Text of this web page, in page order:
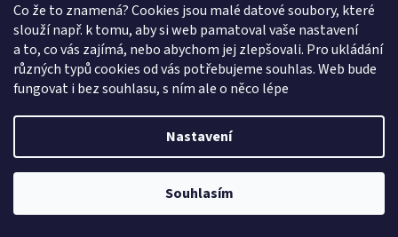
Co že to znamená? Cookies jsou malé datové soubory, které
slouží např. k tomu, aby si web pamatoval vaše nastavení
a to, co vás zajímá, nebo abychom jej zlepšovali. Pro ukládání
různých typů cookies od vás potřebujeme souhlas. Web bude
fungovat i bez souhlasu, s ním ale o něco lépe
Nastavení
Souhlasím